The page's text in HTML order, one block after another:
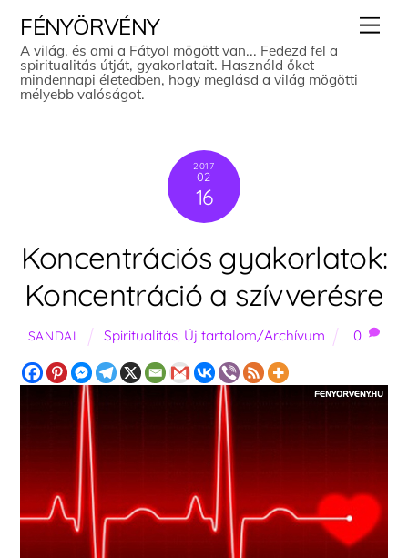
content
FÉNYÖRVÉNY
A világ, és ami a Fátyol mögött van... Fedezd fel a
spiritualitás útját, gyakorlatait. Használd őket
mindennapi életedben, hogy meglásd a világ mögötti
mélyebb valóságot.
2017
02
16
Koncentrációs gyakorlatok:
Koncentráció a szívverésre
SANDAL Spiritualitás Új tartalom/Archívum 0